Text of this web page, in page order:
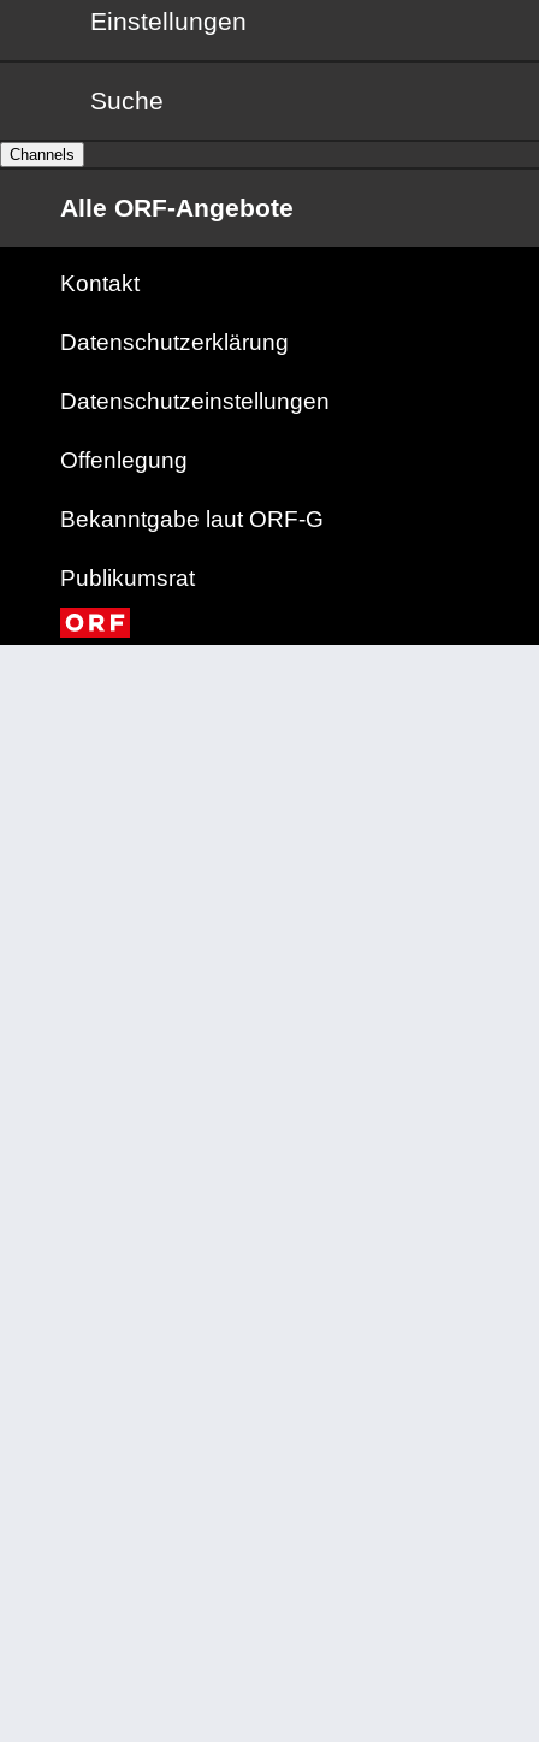
Einstellungen
Suche
Channels
Alle ORF-Angebote
Kontakt
Datenschutzerklärung
Datenschutzeinstellungen
Offenlegung
Bekanntgabe laut ORF-G
Publikumsrat